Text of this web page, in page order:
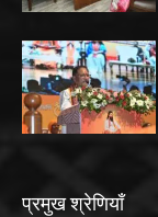
प्रमुख श्रेणियाँ